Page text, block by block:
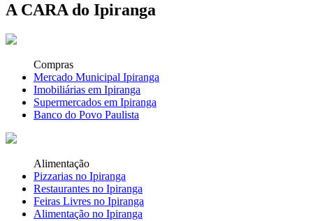
A CARA do Ipiranga
Compras
Mercado Municipal Ipiranga
Imobiliárias em Ipiranga
Supermercados em Ipiranga
Banco do Povo Paulista
Alimentação
Pizzarias no Ipiranga
Restaurantes no Ipiranga
Feiras Livres no Ipiranga
Alimentação no Ipiranga